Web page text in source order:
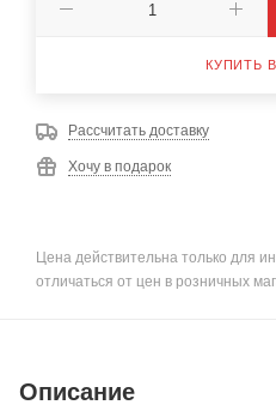
КУПИТЬ
Рассчитать доставку
Хочу в подарок
Цена действительна только для
отличаться от цен в розничных
Описание